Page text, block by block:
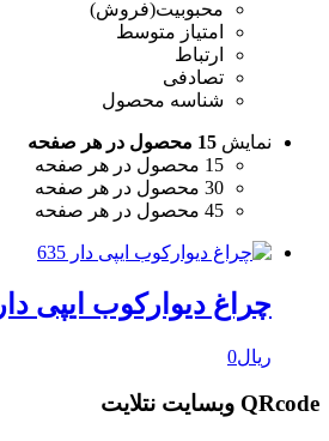
محبوبیت(فروش)
امتیاز متوسط
ارتباط
تصادفی
شناسه محصول
نمایش 15 محصول در هر صفحه
15 محصول در هر صفحه
30 محصول در هر صفحه
45 محصول در هر صفحه
چراغ دیوارکوب ایپی دار 635
ریال0
QRcode وبسایت نتلایت